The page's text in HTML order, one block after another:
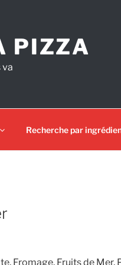
PIZZA
va
Recherche par
Fromage, Fruits de Mer,